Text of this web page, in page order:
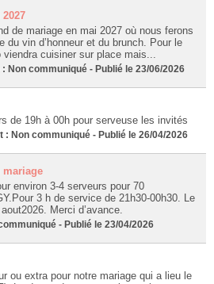
de mariage en mai 2027 où nous ferons
du vin d’honneur et du brunch. Pour le
viendra cuisiner sur place mais...
Non communiqué - Publié le 23/06/2026
de 19h à 00h pour serveuse les invités
: Non communiqué - Publié le 26/04/2026
mariage
environ 3-4 serveurs pour 70
3 h de service de 21h30-00h30. Le
Merci d’avance.
- Publié le 23/04/2026
ou extra pour notre mariage qui a lieu le